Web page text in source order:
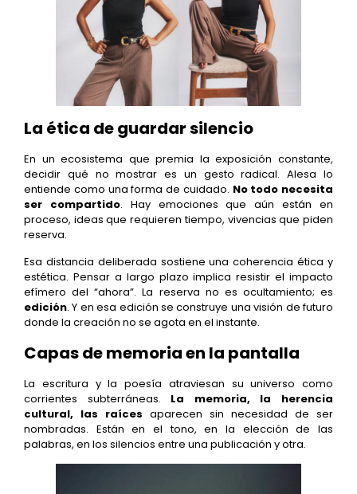
La ética de guardar silencio
En un ecosistema que premia la exposición constante,
decidir qué no mostrar es un gesto radical. Alesa lo
entiende como una forma de cuidado. No todo necesita
ser compartido. Hay emociones que aún están en
proceso, ideas que requieren tiempo, vivencias que piden
reserva.
Esa distancia deliberada sostiene una coherencia ética y
estética. Pensar a largo plazo implica resistir el impacto
efímero del “ahora”. La reserva no es ocultamiento; es
edición. Y en esa edición se construye una visión de futuro
donde la creación no se agota en el instante.
Capas de memoria en la pantalla
La escritura y la poesía atraviesan su universo como
corrientes subterráneas. La memoria, la herencia
cultural, las raíces aparecen sin necesidad de ser
nombradas. Están en el tono, en la elección de las
palabras, en los silencios entre una publicación y otra.